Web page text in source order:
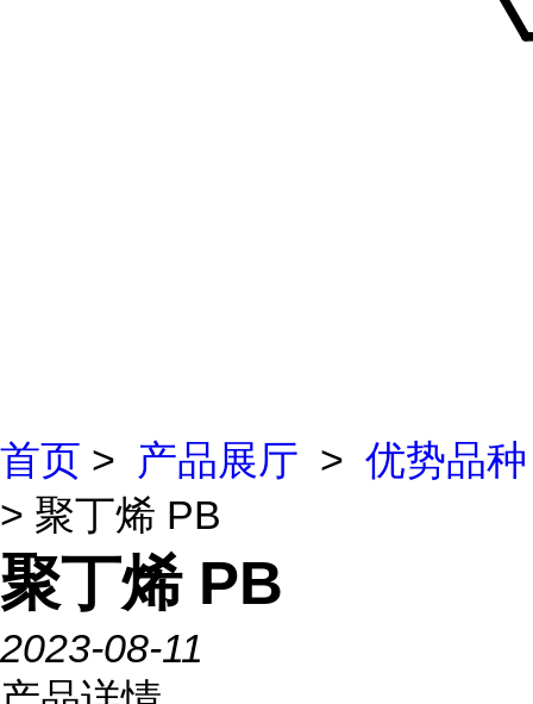
首页 > 产品展厅 > 优势品种
> 聚丁烯 PB
聚丁烯 PB
2023-08-11